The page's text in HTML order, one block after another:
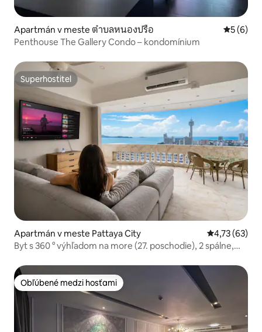
Apartmán v meste ตำบลหนองปรือ
5 (6)
Penthouse The Gallery Condo – kondomínium
Superhostiteľ
Superhostiteľ
Apartmán v meste Pattaya City Priemerné
4,73 (63)
Byt s 360 ° výhľadom na more (27. poschodie), 2 spálne,
Obľúbené medzi hosťami
Obľúbené medzi hosťami